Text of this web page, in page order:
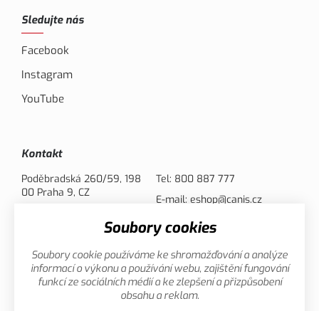
Sledujte nás
Facebook
Instagram
YouTube
Kontakt
Poděbradská 260/59, 198
00 Praha 9, CZ
Tel: 800 887 777
E-mail: eshop@canis.cz
Možnosti platby
Soubory cookies
Soubory cookie používáme ke shromažďování a analýze
informací o výkonu a používání webu, zajištění fungování
funkcí ze sociálních médií a ke zlepšení a přizpůsobení
obsahu a reklam.